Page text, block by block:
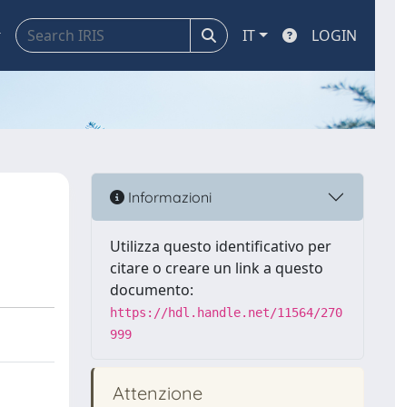
IT LOGIN
Informazioni
Utilizza questo identificativo per
citare o creare un link a questo
documento:
https://hdl.handle.net/11564/270
999
Attenzione